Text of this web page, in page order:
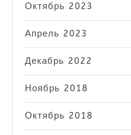
Октябрь 2023
Апрель 2023
Декабрь 2022
Ноябрь 2018
Октябрь 2018